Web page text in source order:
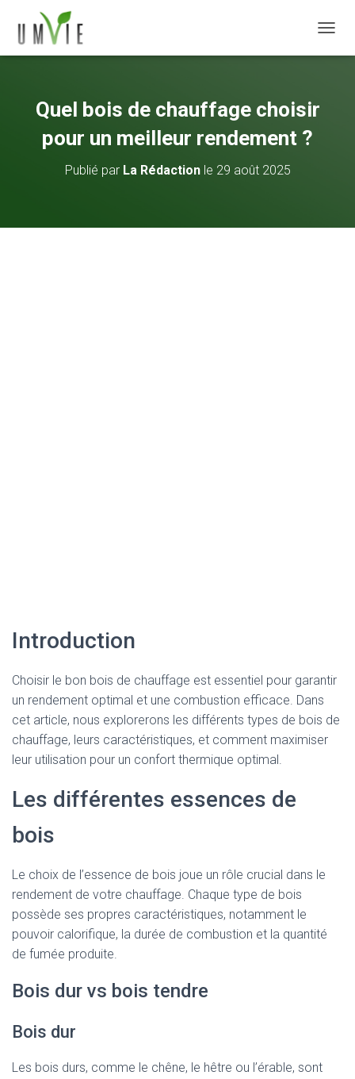
Quel bois de chauffage choisir
pour un meilleur rendement ?
Publié par La Rédactionle 29 août 2025
Introduction
Choisir le bon bois de chauffage est essentiel pour garantir
un rendement optimal et une combustion efficace. Dans
cet article, nous explorerons les différents types de bois de
chauffage, leurs caractéristiques, et comment maximiser
leur utilisation pour un confort thermique optimal.
Les différentes essences de
bois
Le choix de l’essence de bois joue un rôle crucial dans le
rendement de votre chauffage. Chaque type de bois
possède ses propres caractéristiques, notamment le
pouvoir calorifique, la durée de combustion et la quantité
de fumée produite.
Bois dur vs bois tendre
Bois dur
Les bois durs, comme le chêne, le hêtre ou l’érable, sont